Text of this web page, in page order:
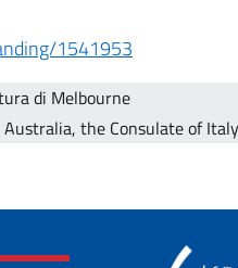
1541953
di Melbourne
Australia, the Consulate of